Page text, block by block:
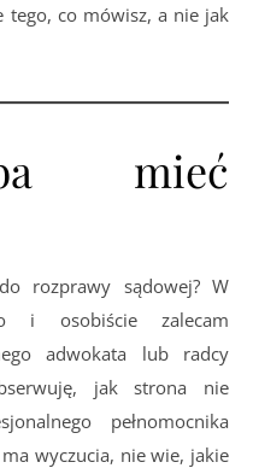
tego, co mówisz, a nie jak
mieć
rozprawy sądowej? W
i osobiście zalecam
adwokata lub radcy
jak strona nie
pełnomocnika
wyczucia, nie wie, jakie